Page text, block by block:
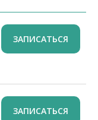
ЗАПИСАТЬСЯ
ЗАПИСАТЬСЯ